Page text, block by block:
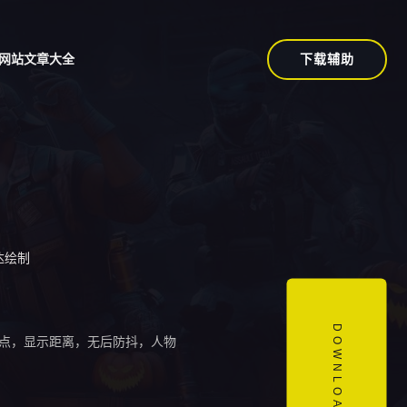
站文章大全 下载辅助
制
，显示距离，无后防抖，人物 DOWNLOAD